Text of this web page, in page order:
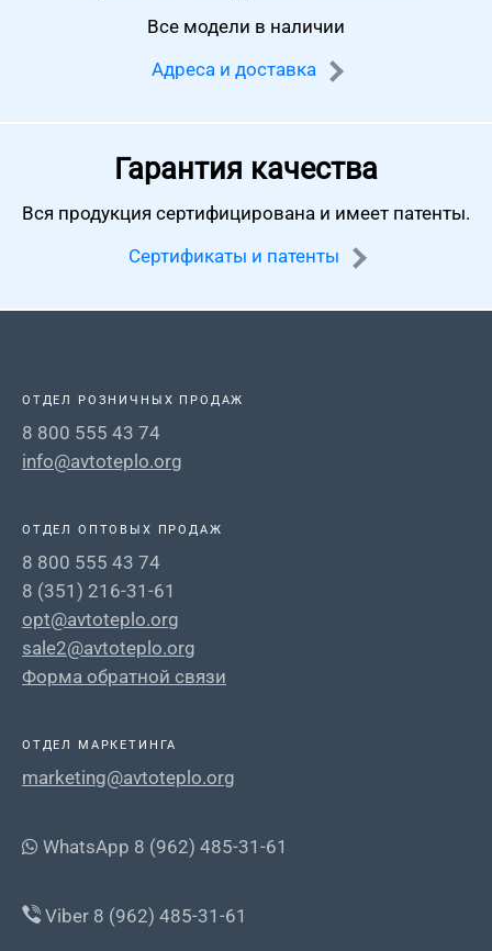
Все модели в наличии
Адреса и доставка
Гарантия качества
Вся продукция сертифицирована и имеет патенты.
Сертификаты и патенты
ОТДЕЛ РОЗНИЧНЫХ ПРОДАЖ
8 800 555 43 74
info@avtoteplo.org
ОТДЕЛ ОПТОВЫХ ПРОДАЖ
8 800 555 43 74
8 (351) 216-31-61
opt@avtoteplo.org
sale2@avtoteplo.org
Форма обратной связи
ОТДЕЛ МАРКЕТИНГА
marketing@avtoteplo.org
WhatsApp 8 (962) 485-31-61
Viber 8 (962) 485-31-61